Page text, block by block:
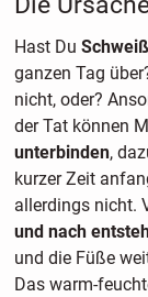
Hast Du
ganzen Tag
nicht, oder?
der Tat können
unterbinden,
kurzer Zeit
allerdings nicht.
und nach
und die Füße
Das warm-